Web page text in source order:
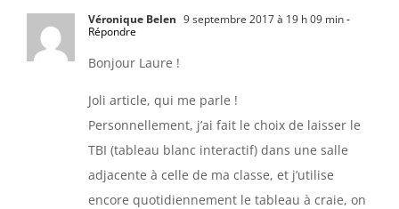
Véronique Belen 9 septembre 2017 à 19 h 09 min-
Répondre
Bonjour Laure !
Joli article, qui me parle !
Personnellement, j’ai fait le choix de laisser le
TBI (tableau blanc interactif) dans une salle
adjacente à celle de ma classe, et j’utilise
encore quotidiennement le tableau à craie, on